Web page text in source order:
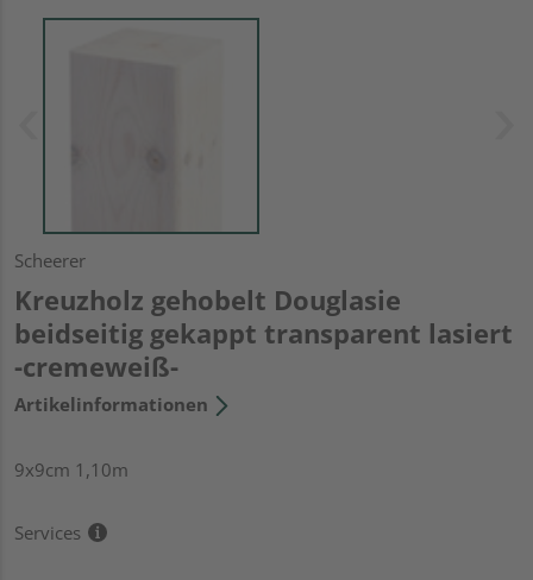
Scheerer
Kreuzholz gehobelt Douglasie
beidseitig gekappt transparent lasiert
-cremeweiß-
Artikelinformationen
9x9cm 1,10m
Services